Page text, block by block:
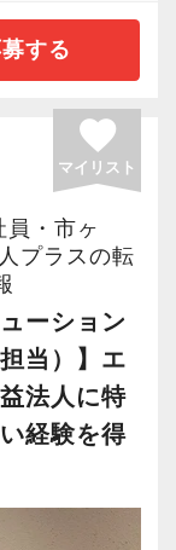
られないフ
とても快適
。
30億、税
共に新しい
研修、それ
務の研修も
で困らない
ミーティン
てアドバイ
となくスキ
長・副所長
夕方に帰れ
格者が多
やノウハウ
しているた
きるサポー
務スキルや
られます。
和気あいあ
位で全額支
度を正当に
する
favorite
マイリスト
・市ヶ
プラスの転
ーション
当）】エ
法人に特
経験を得